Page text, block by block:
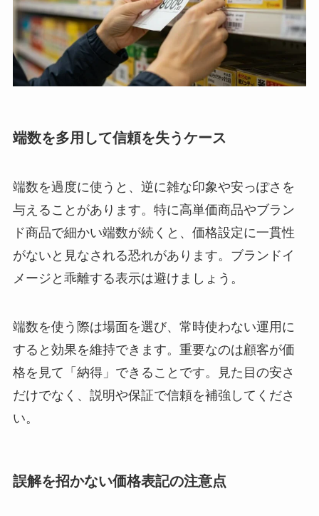
端数を多用して信頼を失うケース
端数を過度に使うと、逆に雑な印象や安っぽさを
与えることがあります。特に高単価商品やブラン
ド商品で細かい端数が続くと、価格設定に一貫性
がないと見なされる恐れがあります。ブランドイ
メージと乖離する表示は避けましょう。
端数を使う際は場面を選び、常時使わない運用に
すると効果を維持できます。重要なのは顧客が価
格を見て「納得」できることです。見た目の安さ
だけでなく、説明や保証で信頼を補強してくださ
い。
誤解を招かない価格表記の注意点